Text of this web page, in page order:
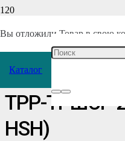
Вы отложили Товар в свою
Каталог
Главная/Каталог/
Таль ручная
ТРР-ТРШСР
HSH)